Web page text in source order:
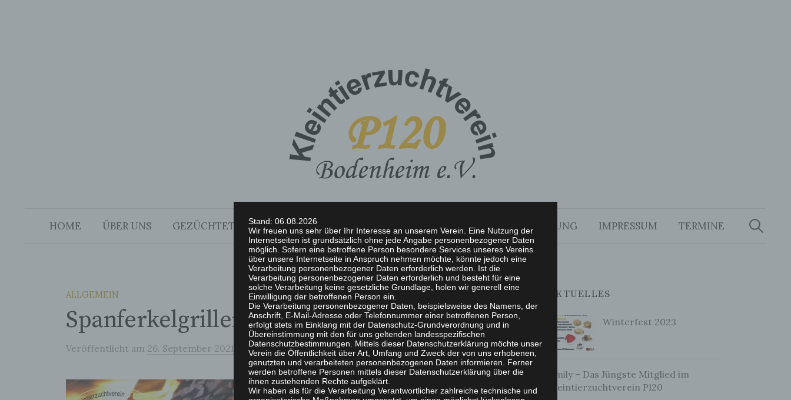
HOME ÜBER UNS GEZÜCHTETE RASSEN DOKUMENTE DATENSCHUTZERKLÄRUNG IMPRESSUM TERMINE nach:
ALLGEMEIN
Spanferkelgrillen 2021
Veröffentlicht am 26. September 2021 vonPascal
AKTUELLES
Winterfest 2023
Emily – Das Jüngste Mitglied im
Kleintierzuchtverein P120
Stand: 06.08.2026
Wir freuen uns sehr über Ihr Interesse an unserem Verein. Eine Nutzung der
Internetseiten ist grundsätzlich ohne jede Angabe personenbezogener Daten
möglich. Sofern eine betroffene Person besondere Services unseres Vereins
über unsere Internetseite in Anspruch nehmen möchte, könnte jedoch eine
Verarbeitung personenbezogener Daten erforderlich werden. Ist die
Verarbeitung personenbezogener Daten erforderlich und besteht für eine
solche Verarbeitung keine gesetzliche Grundlage, holen wir generell eine
Einwilligung der betroffenen Person ein.
Die Verarbeitung personenbezogener Daten, beispielsweise des Namens, der
Anschrift, E-Mail-Adresse oder Telefonnummer einer betroffenen Person,
erfolgt stets im Einklang mit der Datenschutz-Grundverordnung und in
Übereinstimmung mit den für uns geltenden landesspezifischen
Datenschutzbestimmungen. Mittels dieser Datenschutzerklärung möchte unser
Verein die Öffentlichkeit über Art, Umfang und Zweck der von uns erhobenen,
genutzten und verarbeiteten personenbezogenen Daten informieren. Ferner
werden betroffene Personen mittels dieser Datenschutzerklärung über die
ihnen zustehenden Rechte aufgeklärt.
Wir haben als für die Verarbeitung Verantwortlicher zahlreiche technische und